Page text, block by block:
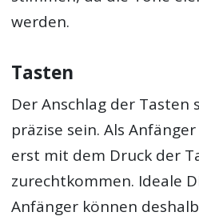
werden.
Tasten
Der Anschlag der Tasten
präzise sein. Als
erst mit dem Druck der
zurechtkommen. Ideale
Anfänger können